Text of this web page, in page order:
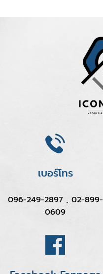
เบอร์โทร
096-249-2897 , 02-899-
0609